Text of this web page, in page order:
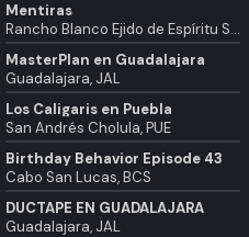
Mentiras
Rancho Blanco Ejido de Espíritu Santo, MEX
MasterPlan en Guadalajara
Guadalajara, JAL
Los Caligaris en Puebla
San Andrés Cholula, PUE
Birthday Behavior Episode 43
Cabo San Lucas, BCS
DUCTAPE EN GUADALAJARA
Guadalajara, JAL